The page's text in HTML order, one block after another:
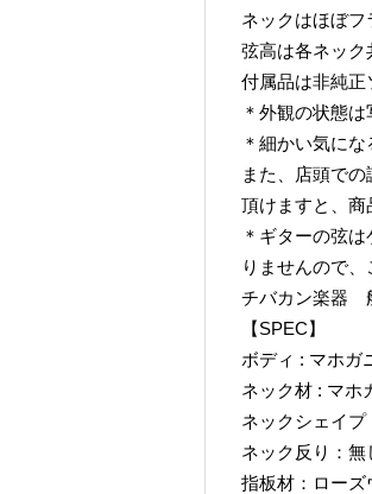
ネックはほぼフ
弦高は各ネック
付属品は非純正
＊外観の状態は
＊細かい気に
また、店頭で
頂けますと、商
＊ギターの弦
りませんので、
チバカン楽器
【SPEC】
ボディ : マホガ
ネック材 : マホ
ネックシェイプ
ネック反り：無
指板材：ローズ